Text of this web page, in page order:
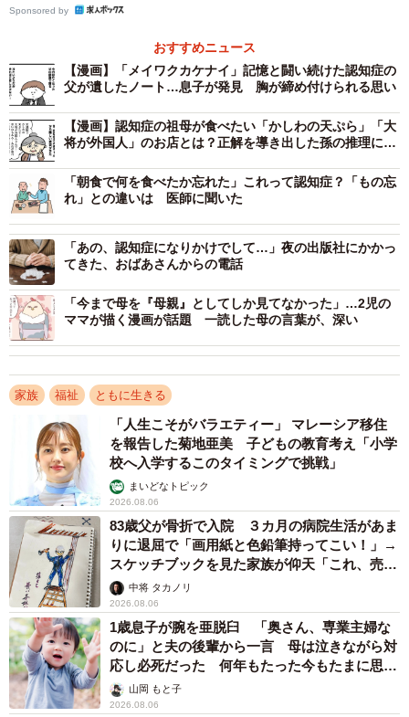
2/19
あっ、いけない。二人が待っている！（ちひろさん提供）
息子の話題で笑みを浮かべるお母さん（ちひろさん提供）
漫画の始まりは夕方の商店街を思わせる場面から。お母さ
んは育ち盛りのジュンとリエが待っていることを思い出し
家路を急ぎます。そこに現れた見知らぬメガネの男性は、
「ジュンの担任です」と告げます。並んで歩く二人の話題
は反抗期真っ盛りのジュンのこと。愚痴をこぼすお母さん
ですが、「毎日お母様の自慢話をされてますよ」「本当に
お母さまが自慢で大好きなんですね」という男性の言葉
Sponsored by
おすすめニュース
【漫画】「メイワクカケナイ」記憶と闘い続けた認知症の
父が遺したノート…息子が発見 胸が締め付けられる思い
【漫画】認知症の祖母が食べたい「かしわの天ぷら」「大
将が外国人」のお店とは？正解を導き出した孫の推理に称
「朝食で何を食べたか忘れた」これって認知症？「もの忘
れ」との違いは 医師に聞いた
「あの、認知症になりかけでして…」夜の出版社にかかっ
てきた、おばあさんからの電話
「今まで母を『母親』としてしか見てなかった」…2児の
ママが描く漫画が話題 一読した母の言葉が、深い
家族 福祉 ともに生きる
「人生こそがバラエティー」 マレーシア移住
を報告した菊地亜美 子どもの教育考え「小学
校へ入学するこのタイミングで挑戦」
まいどなトピック
2026.08.06
83歳父が骨折で入院 ３カ月の病院生活があま
りに退屈で「画用紙と色鉛筆持ってこい！」→
スケッチブックを見た家族が仰天「これ、売れ
ますよ…」
中将 タカノリ
2026.08.06
1歳息子が腕を亜脱臼 「奥さん、専業主婦な
のに」と夫の後輩から一言 母は泣きながら対
応し必死だった 何年もたった今もたまに思い
出し…山岡 もと子
2026.08.06